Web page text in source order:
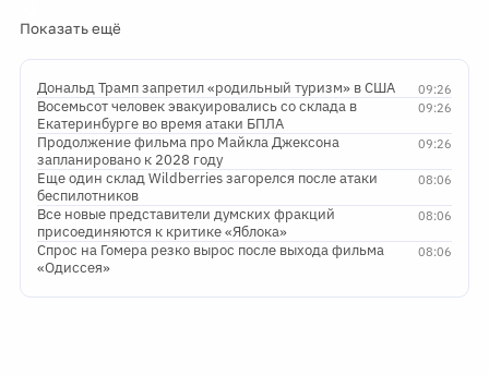
Показать ещё
09:26
Дональд Трамп запретил «родильный туризм» в США
09:26
Восемьсот человек эвакуировались со склада в
Екатеринбурге во время атаки БПЛА
09:26
Продолжение фильма про Майкла Джексона
запланировано к 2028 году
08:06
Еще один склад Wildberries загорелся после атаки
беспилотников
08:06
Все новые представители думских фракций
присоединяются к критике «Яблока»
08:06
Спрос на Гомера резко вырос после выхода фильма
«Одиссея»